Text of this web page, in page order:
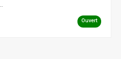
Ouvert